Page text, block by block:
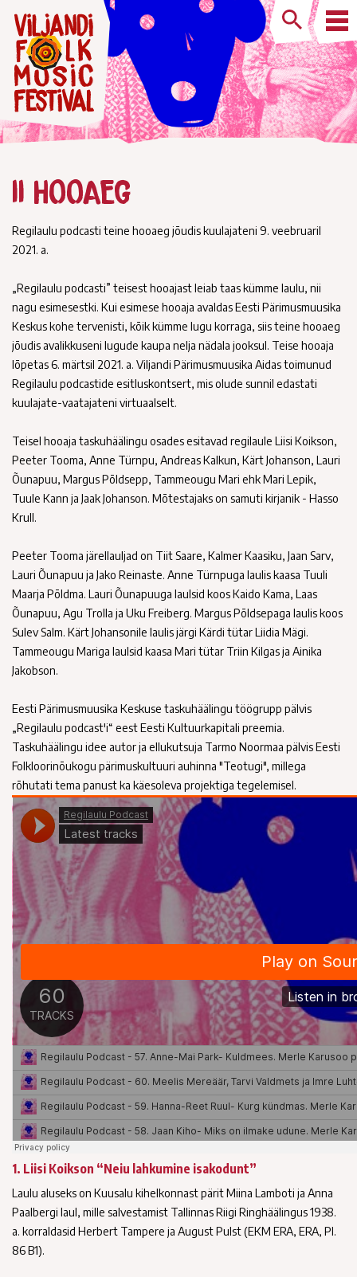
II HOOAEG
Regilaulu podcasti teine hooaeg jõudis kuulajateni 9. veebruaril
2021. a.
„Regilaulu podcasti” teisest hooajast leiab taas kümme laulu, nii
nagu esimesestki. Kui esimese hooaja avaldas Eesti Pärimusmuusika
Keskus kohe tervenisti, kõik kümme lugu korraga, siis teine hooaeg
jõudis avalikkuseni lugude kaupa nelja nädala jooksul. Teise hooaja
lõpetas 6. märtsil 2021. a. Viljandi Pärimusmuusika Aidas toimunud
Regilaulu podcastide esitluskontsert, mis olude sunnil edastati
kuulajate-vaatajateni virtuaalselt.
Teisel hooaja taskuhäälingu osades esitavad regilaule Liisi Koikson,
Peeter Tooma, Anne Türnpu, Andreas Kalkun, Kärt Johanson, Lauri
Õunapuu, Margus Põldsepp, Tammeougu Mari ehk Mari Lepik,
Tuule Kann ja Jaak Johanson. Mõtestajaks on samuti kirjanik - Hasso
Krull.
Peeter Tooma järellauljad on Tiit Saare, Kalmer Kaasiku, Jaan Sarv,
Lauri Õunapuu ja Jako Reinaste. Anne Türnpuga laulis kaasa Tuuli
Maarja Põldma. Lauri Õunapuuga laulsid koos Kaido Kama, Laas
Õunapuu, Agu Trolla ja Uku Freiberg. Margus Põldsepaga laulis koos
Sulev Salm. Kärt Johansonile laulis järgi Kärdi tütar Liidia Mägi.
Tammeougu Mariga laulsid kaasa Mari tütar Triin Kilgas ja Ainika
Jakobson.
Eesti Pärimusmuusika Keskuse taskuhäälingu töögrupp pälvis
„Regilaulu podcast'i“ eest Eesti Kultuurkapitali preemia.
Taskuhäälingu idee autor ja ellukutsuja Tarmo Noormaa pälvis Eesti
Folkloorinõukogu pärimuskultuuri auhinna "Teotugi", millega
rõhutati tema panust ka käesoleva projektiga tegelemisel.
1. Liisi Koikson “Neiu lahkumine isakodunt”
Laulu aluseks on Kuusalu kihelkonnast pärit Miina Lamboti ja Anna
Paalbergi laul, mille salvestamist Tallinnas Riigi Ringhäälingus 1938.
a. korraldasid Herbert Tampere ja August Pulst (EKM ERA, ERA, Pl.
86 B1).